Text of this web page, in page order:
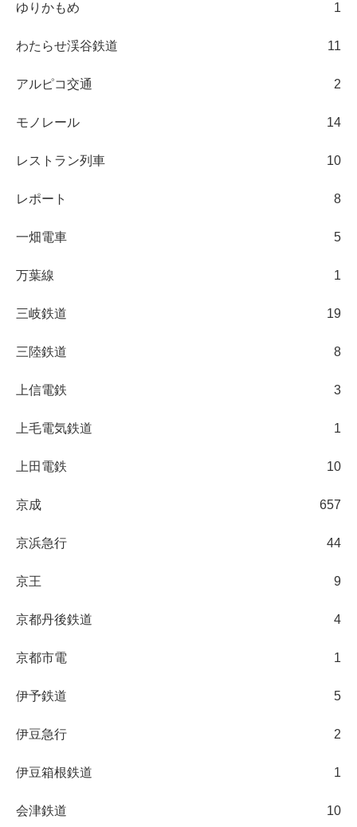
ゆりかもめ 1
わたらせ渓谷鉄道 11
アルピコ交通 2
モノレール 14
レストラン列車 10
レポート 8
一畑電車 5
万葉線 1
三岐鉄道 19
三陸鉄道 8
上信電鉄 3
上毛電気鉄道 1
上田電鉄 10
京成 657
京浜急行 44
京王 9
京都丹後鉄道 4
京都市電 1
伊予鉄道 5
伊豆急行 2
伊豆箱根鉄道 1
会津鉄道 10